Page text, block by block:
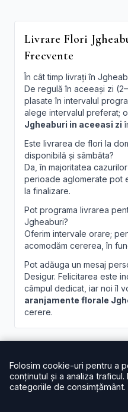
Livrare Flori
Frecvente
În cât timp livrați în
De regulă în aceeași zi
plasate în intervalul
alege intervalul preferat;
Jgheaburi in aceeasi zi
Este livrarea de flori la
disponibilă și sâmbăta?
Da, în majoritatea
perioade aglomerate pot
la finalizare.
Pot programa livrarea
Jgheaburi?
Oferim intervale orare;
acomodăm cererea, în
Pot adăuga un mesaj
Desigur. Felicitarea este
câmpul dedicat, iar noi îl
aranjamente florale
cerere.
Brandusa.ro
Folosim cookie-uri pentru a
conținutul și a analiza
categoriile de consimțământ.